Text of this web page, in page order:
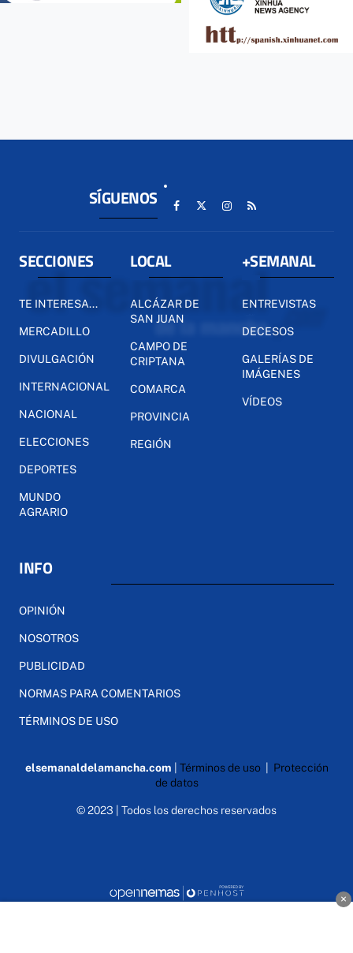
SÍGUENOS
SECCIONES
TE INTERESA...
MERCADILLO
DIVULGACIÓN
INTERNACIONAL
NACIONAL
ELECCIONES
DEPORTES
MUNDO
AGRARIO
LOCAL
ALCÁZAR DE
SAN JUAN
CAMPO DE
CRIPTANA
COMARCA
PROVINCIA
REGIÓN
+SEMANAL
ENTREVISTAS
DECESOS
GALERÍAS DE
IMÁGENES
VÍDEOS
INFO
OPINIÓN
NOSOTROS
PUBLICIDAD
NORMAS PARA COMENTARIOS
TÉRMINOS DE USO
elsemanaldelamancha.com | Términos de uso| Protección
de datos
© 2023 | Todos los derechos reservados
×